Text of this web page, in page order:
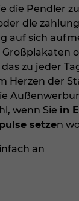
die Pendler
die
auf sich
zu jeder
Herzen der
wenn Sie in
setzen
an